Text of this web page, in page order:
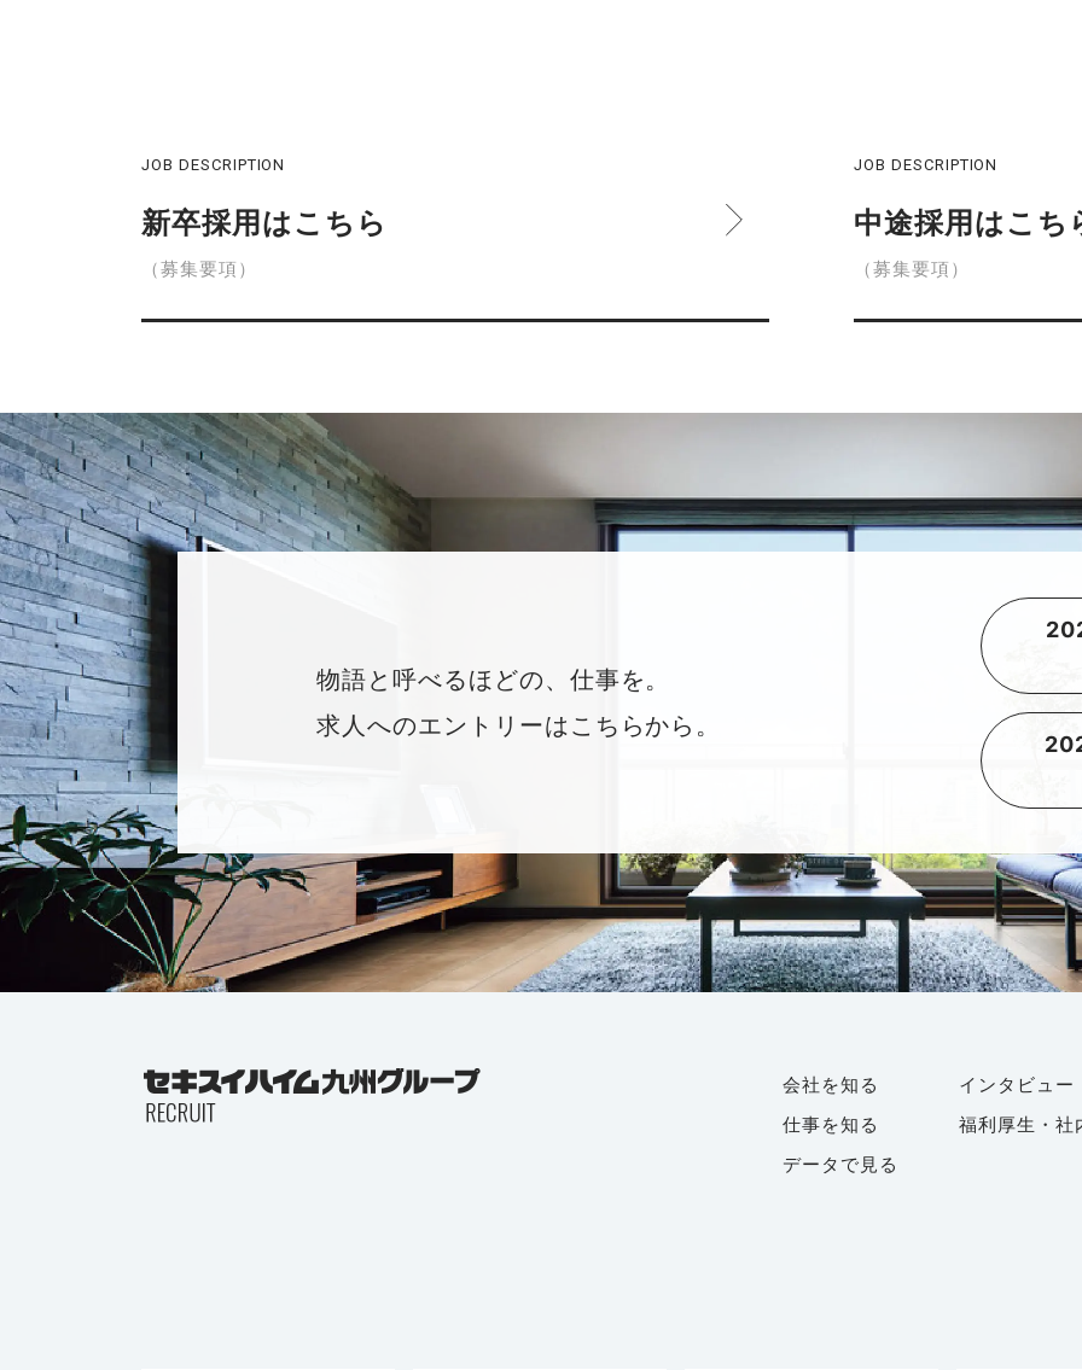
JOB DESCRIPTION
新卒採用はこちら
（募集要項）
JOB DESCRIPTION
中途採用はこち
（募集要項）
物語と呼べるほどの、仕事を。
求人へのエントリーはこちらから。
会社を知る
仕事を知る
データで見る
インタビュー
福利厚生・社